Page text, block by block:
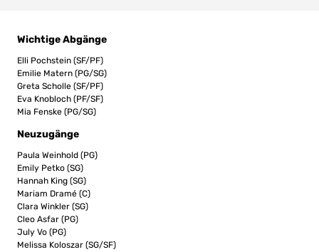
Wichtige Abgänge
Elli Pochstein (SF/PF)
Emilie Matern (PG/SG)
Greta Scholle (SF/PF)
Eva Knobloch (PF/SF)
Mia Fenske (PG/SG)
Neuzugänge
Paula Weinhold (PG)
Emily Petko (SG)
Hannah King (SG)
Mariam Dramé (C)
Clara Winkler (SG)
Cleo Asfar (PG)
July Vo (PG)
Melissa Koloszar (SG/SF)